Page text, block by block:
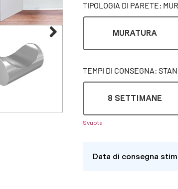
TIPOLOGIA DI PARETE:
MURATURA
TEMPI DI CONSEGNA:
8 SETTIMANE
Svuota
Data di consegna